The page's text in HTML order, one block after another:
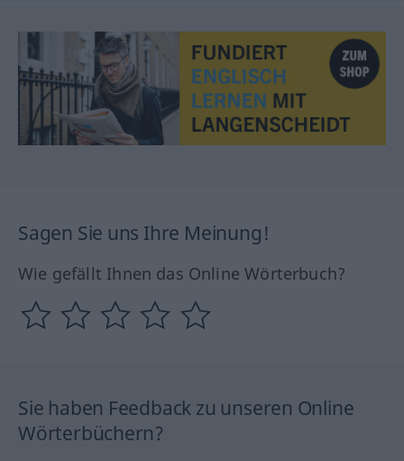
Sagen Sie uns Ihre Meinung!
Wie gefällt Ihnen das Online Wörterbuch?
Sie haben Feedback zu unseren Online
Wörterbüchern?